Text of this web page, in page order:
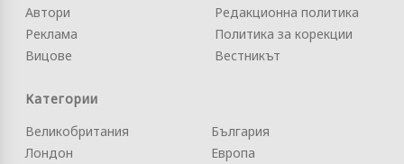
Автори
Реклама
Вицове
Редакционна политика
Политика за корекции
Вестникът
Категории
Великобритания
Лондон
България
Европа